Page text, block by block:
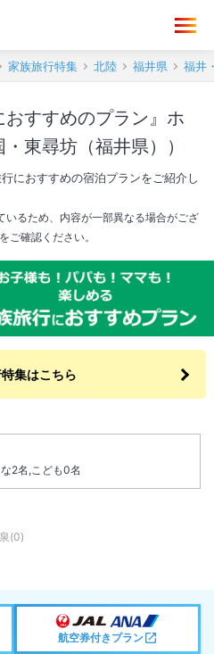
家族旅行特集 北陸 福井県 福井
おすすめのプラン』ホ
東尋坊（福井県））
におすすめの宿泊プランをご紹介し
るため、内容が一部異なる場合がござ
ご確認ください。
集はこちら
2名,こども0名
(0)
航空券付きプラン